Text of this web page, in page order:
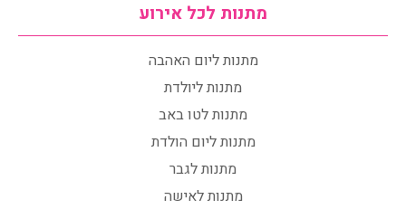
מתנות לכל אירוע
מתנות ליום האהבה
מתנות ליולדת
מתנות לטו באב
מתנות ליום הולדת
מתנות לגבר
מתנות לאישה